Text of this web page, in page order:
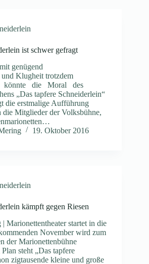
ist schwer gefragt
genügend
Klugheit trotzdem
könnte die Moral des
„Das tapfere Schneiderlein“
die erstmalige Aufführung
die Mitglieder der Volksbühne,
19. Oktober 2016
kämpft gegen Riesen
Marionettentheater startet in die
November wird zum
der Marionettenbühne
steht „Das tapfere
zigtausende kleine und große